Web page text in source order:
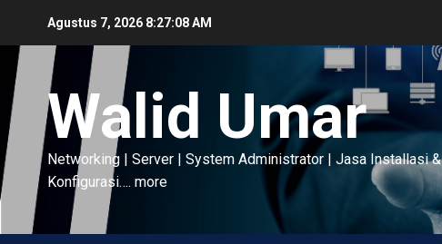
content
Agustus 7, 2026 8:27:09 AM
Walid Umar
Networking | Server | System Administrator | Jasa Installasi &
Konfigurasi…. more